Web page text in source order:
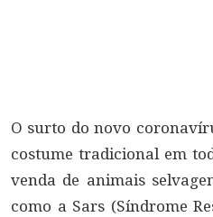
O surto do novo
costume tradicional em
venda de animais
como a Sars (Síndrome